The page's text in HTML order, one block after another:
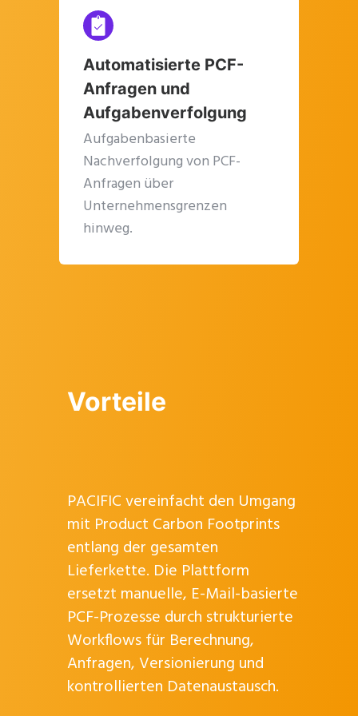
Source of Truth“).
Automatisierte PCF-
Anfragen und
Aufgabenverfolgung
Aufgabenbasierte
Nachverfolgung von PCF-
Anfragen über
Unternehmensgrenzen
hinweg.
Vorteile
PACIFIC vereinfacht den Umgang
mit Product Carbon Footprints
entlang der gesamten
Lieferkette. Die Plattform
ersetzt manuelle, E-Mail-basierte
PCF-Prozesse durch strukturierte
Workflows für Berechnung,
Anfragen, Versionierung und
kontrollierten Datenaustausch.